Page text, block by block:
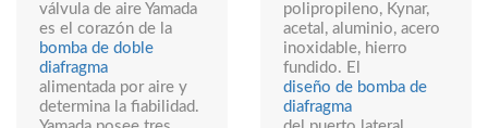
válvula de aire Yamada
es el corazón de la
bomba de doble
diafragma
alimentada por aire y
determina la fiabilidad.
polipropileno, Kynar,
acetal, aluminio, acero
inoxidable, hierro
fundido. El
diseño de bomba de
diafragma